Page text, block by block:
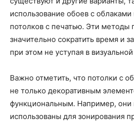
использование обоев с
потолков с печатью. Эти методы
значительно сократить время и
при этом не уступая в
Важно отметить, что потолки с
не только декоративным
функциональным. Например, они
использованы для зонирования